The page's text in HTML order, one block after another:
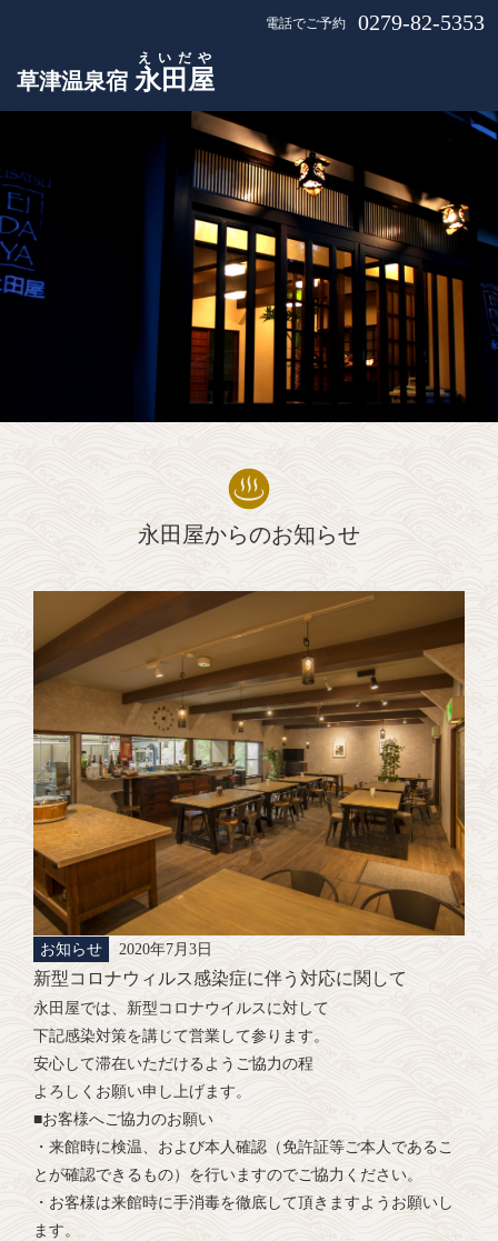
電話でご予約 0279-82-5353
草津温泉宿 永田屋
えいだや
永田屋からのお知らせ
お知らせ 2020年7月3日
新型コロナウィルス感染症に伴う対応に関して
永田屋では、新型コロナウイルスに対して
下記感染対策を講じて営業して参ります。
安心して滞在いただけるようご協力の程
よろしくお願い申し上げます。
■お客様へご協力のお願い
・来館時に検温、および本人確認（免許証等ご本人であるこ
とが確認できるもの）を行いますのでご協力ください。
・お客様は来館時に手消毒を徹底して頂きますようお願いし
ます。